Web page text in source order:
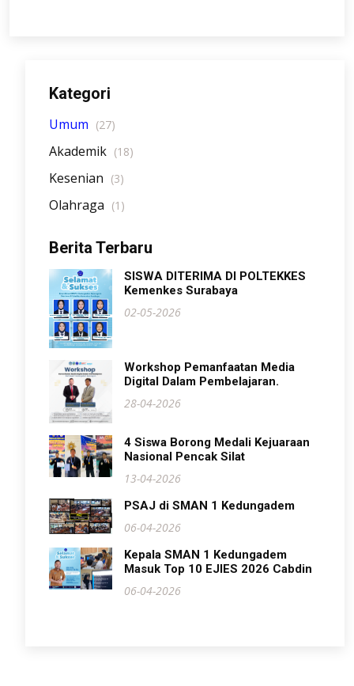
Kategori
Umum (27)
Akademik (18)
Kesenian (3)
Olahraga (1)
Berita Terbaru
SISWA DITERIMA DI POLTEKKES
Kemenkes Surabaya
02-05-2026
Workshop Pemanfaatan Media
Digital Dalam Pembelajaran.
28-04-2026
4 Siswa Borong Medali Kejuaraan
Nasional Pencak Silat
13-04-2026
PSAJ di SMAN 1 Kedungadem
06-04-2026
Kepala SMAN 1 Kedungadem
Masuk Top 10 EJIES 2026 Cabdin
06-04-2026